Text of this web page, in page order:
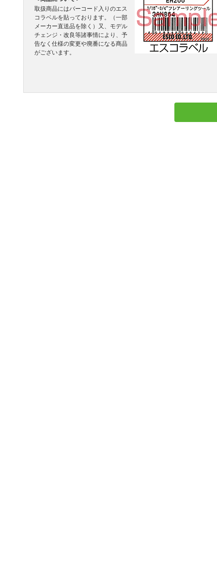
取扱商品にはバーコード入りのエス
コラベルを貼っております。（一部
メーカー直送品を除く）又、モデル
チェンジ・改良等諸事情により、予
告なく仕様の変更や廃番になる商品
がございます。